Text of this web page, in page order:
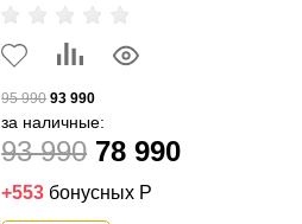
95 990 93 990
за наличные:
93 990 78 990
+553 бонусных Р